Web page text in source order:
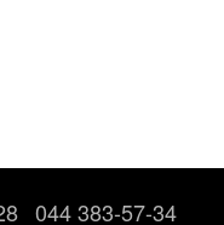
044 383-57-34